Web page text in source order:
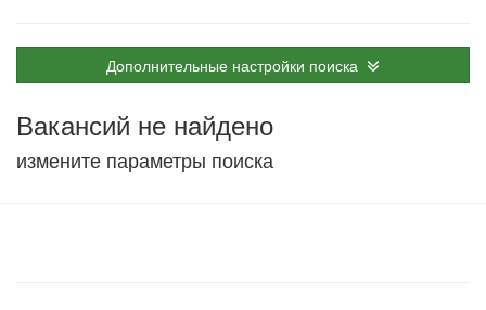
Дополнительные настройки поиска
Вакансий не найдено
измените параметры поиска